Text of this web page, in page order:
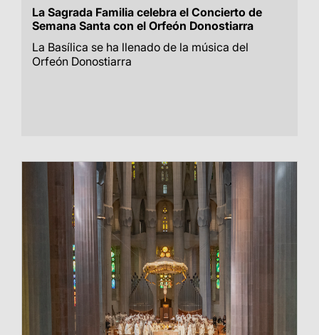
La Sagrada Familia celebra el Concierto de
Semana Santa con el Orfeón Donostiarra
La Basílica se ha llenado de la música del
Orfeón Donostiarra